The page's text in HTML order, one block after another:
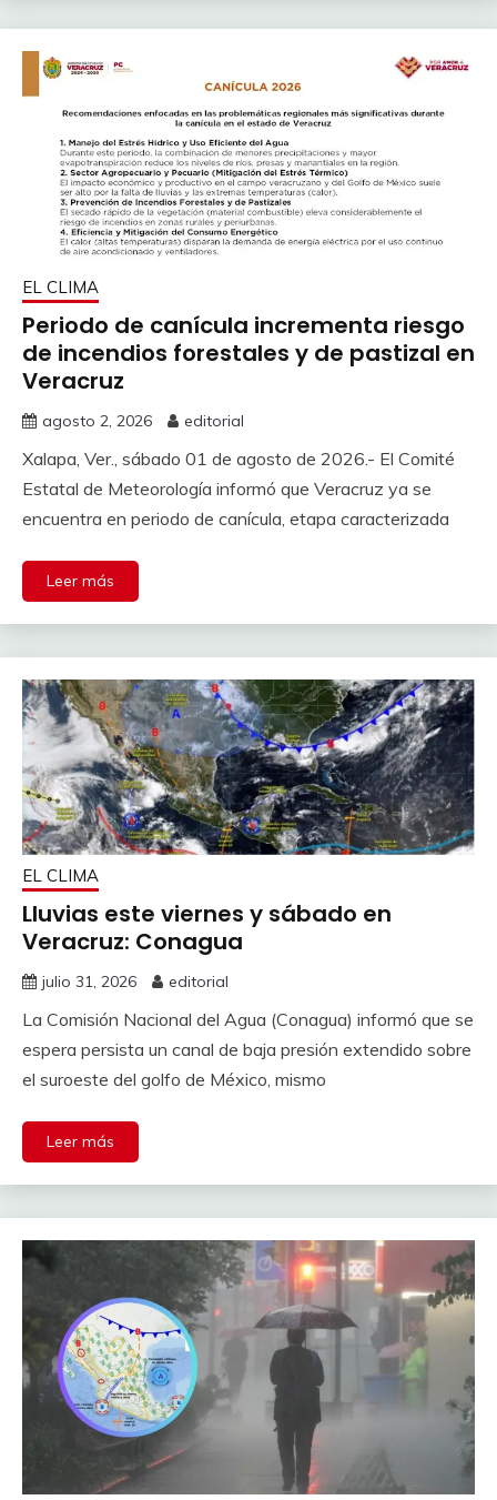
EL CLIMA
Periodo de canícula incrementa riesgo
de incendios forestales y de pastizal en
Veracruz
agosto 2, 2026 editorial
Xalapa, Ver., sábado 01 de agosto de 2026.- El Comité
Estatal de Meteorología informó que Veracruz ya se
encuentra en periodo de canícula, etapa caracterizada
Leer más
EL CLIMA
Lluvias este viernes y sábado en
Veracruz: Conagua
julio 31, 2026 editorial
La Comisión Nacional del Agua (Conagua) informó que se
espera persista un canal de baja presión extendido sobre
el suroeste del golfo de México, mismo
Leer más